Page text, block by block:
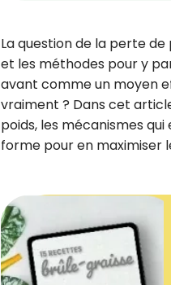
La question de la perte
et les méthodes pour y
avant comme un moyen
vraiment ? Dans cet
poids, les mécanismes
forme pour en maximiser